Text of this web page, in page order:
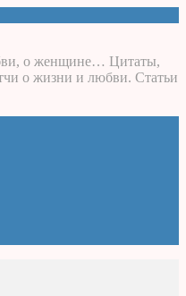
о женщине… Цитаты,
о жизни и любви. Статьи